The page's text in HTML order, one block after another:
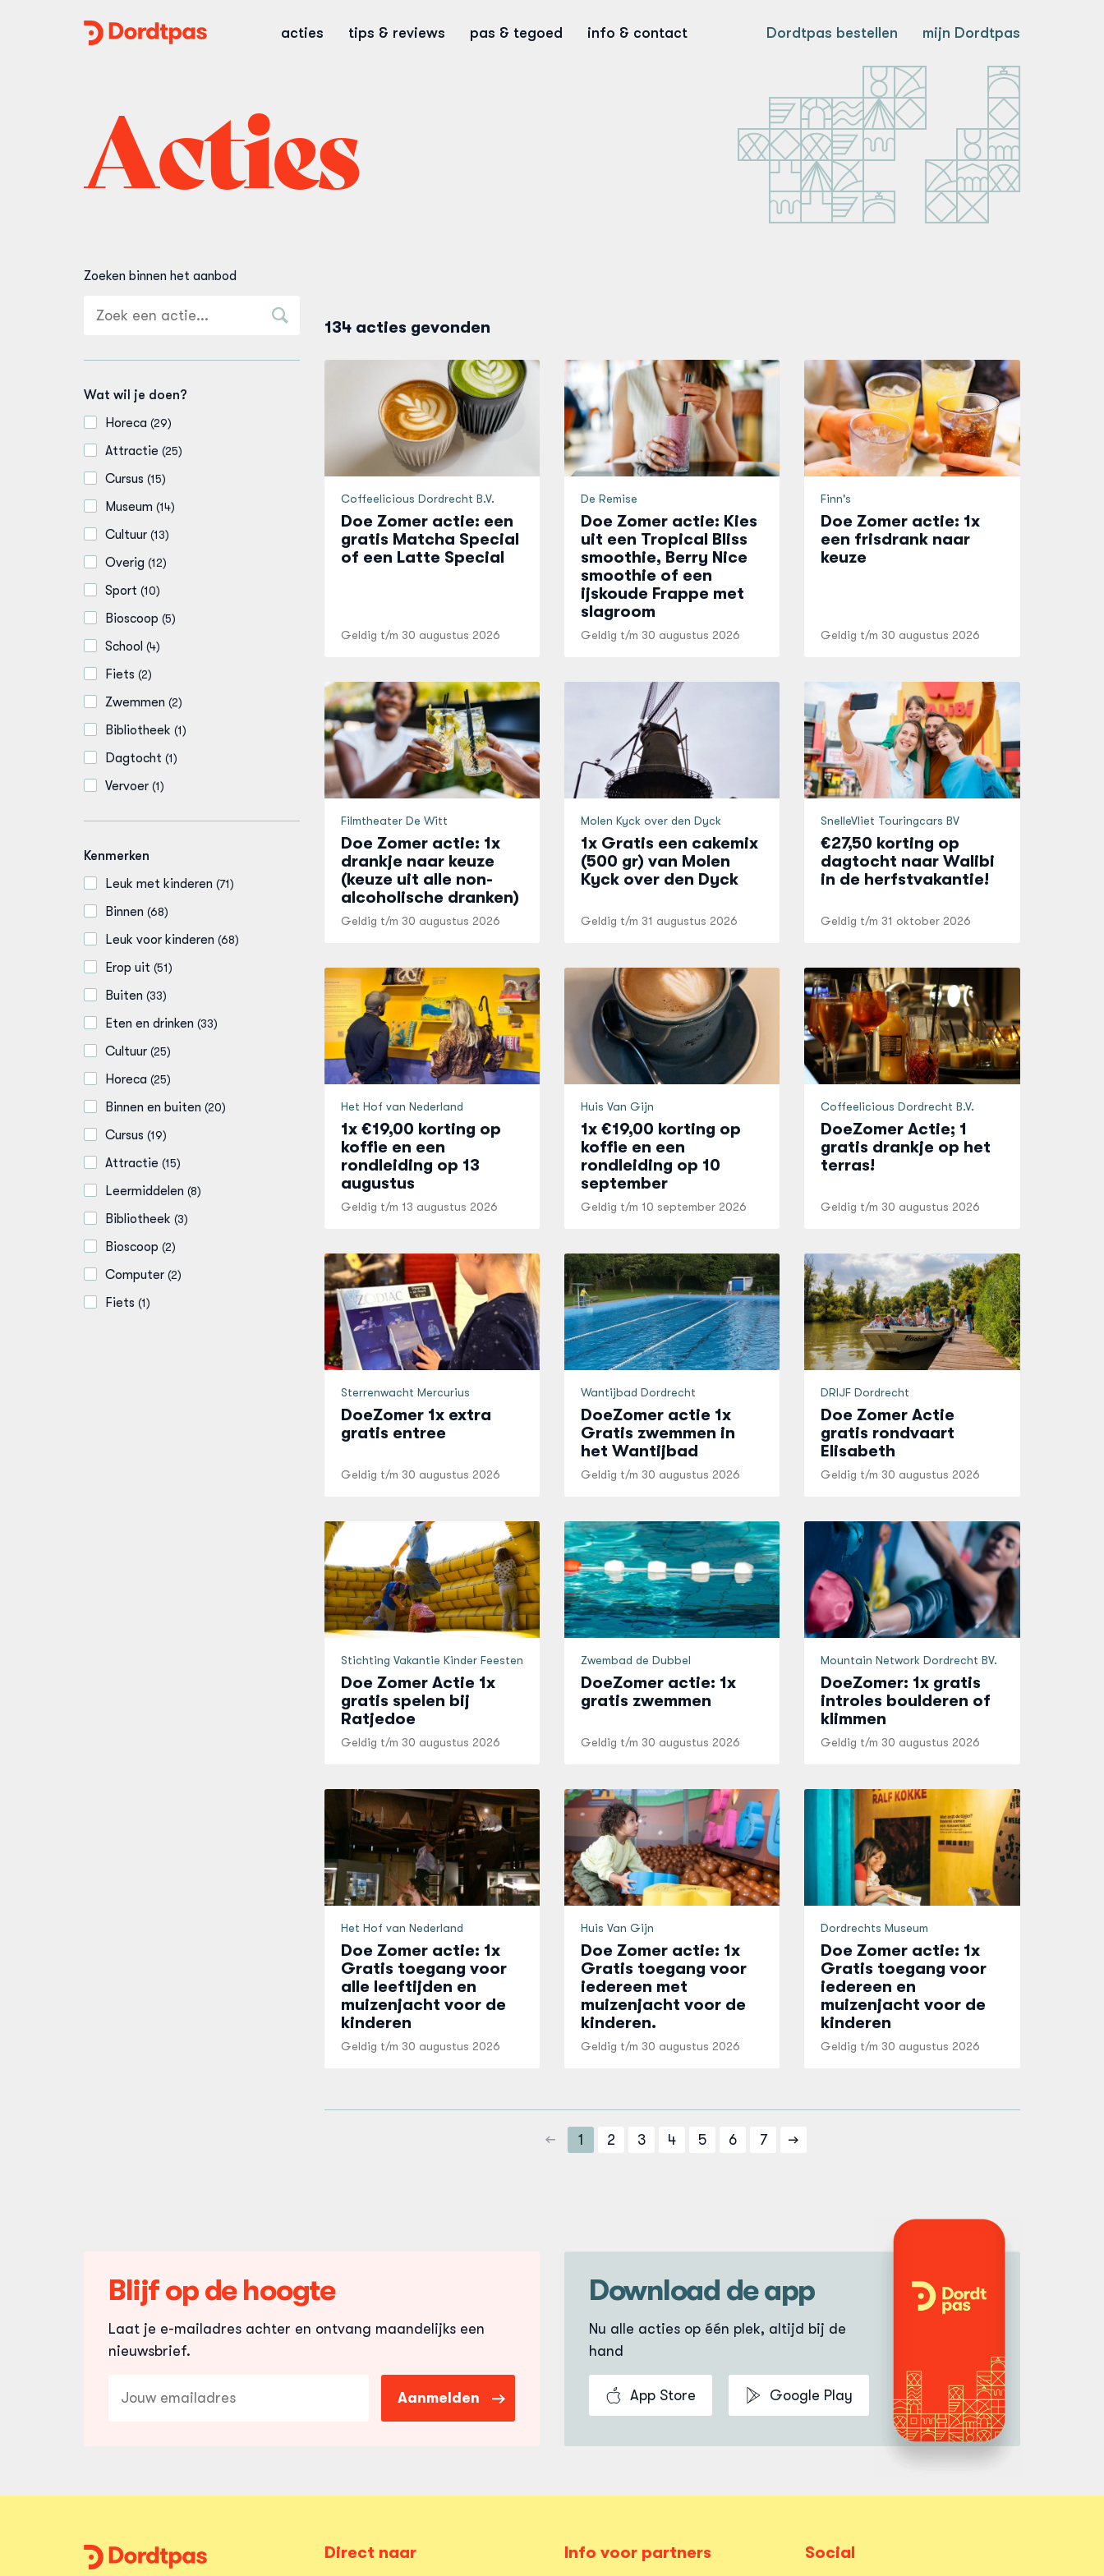
Dordtpas
acties tips & reviews pas & tegoed info & contact Dordtpas bestellen mijn Dordtpas
Acties
Zoeken binnen het aanbod
134 acties gevonden
Wat wil je doen?
Horeca (29)
Attractie (25)
Cursus (15)
Museum (14)
Cultuur (13)
Overig (12)
Sport (10)
Bioscoop (5)
School (4)
Fiets (2)
Zwemmen (2)
Bibliotheek (1)
Dagtocht (1)
Vervoer (1)
Kenmerken
Leuk met kinderen (71)
Binnen (68)
Leuk voor kinderen (68)
Erop uit (51)
Buiten (33)
Eten en drinken (33)
Cultuur (25)
Horeca (25)
Binnen en buiten (20)
Cursus (19)
Attractie (15)
Leermiddelen (8)
Bibliotheek (3)
Bioscoop (2)
Computer (2)
Fiets (1)
Coffeelicious Dordrecht B.V.
Doe Zomer actie: een
gratis Matcha Special
of een Latte Special
Geldig t/m 30 augustus 2026
De Remise
Doe Zomer actie: Kies
uit een Tropical Bliss
smoothie, Berry Nice
smoothie of een
ijskoude Frappe met
slagroom
Geldig t/m 30 augustus 2026
Finn's
Doe Zomer actie: 1x
een frisdrank naar
keuze
Geldig t/m 30 augustus 2026
Filmtheater De Witt
Doe Zomer actie: 1x
drankje naar keuze
(keuze uit alle non-
alcoholische dranken)
Geldig t/m 30 augustus 2026
Molen Kyck over den Dyck
1x Gratis een cakemix
(500 gr) van Molen
Kyck over den Dyck
Geldig t/m 31 augustus 2026
SnelleVliet Touringcars BV
€27,50 korting op
dagtocht naar Walibi
in de herfstvakantie!
Geldig t/m 31 oktober 2026
Het Hof van Nederland
1x €19,00 korting op
koffie en een
rondleiding op 13
augustus
Geldig t/m 13 augustus 2026
Huis Van Gijn
1x €19,00 korting op
koffie en een
rondleiding op 10
september
Geldig t/m 10 september 2026
Coffeelicious Dordrecht B.V.
DoeZomer Actie; 1
gratis drankje op het
terras!
Geldig t/m 30 augustus 2026
Sterrenwacht Mercurius
DoeZomer 1x extra
gratis entree
Geldig t/m 30 augustus 2026
Wantijbad Dordrecht
DoeZomer actie 1x
Gratis zwemmen in
het Wantijbad
Geldig t/m 30 augustus 2026
DRIJF Dordrecht
Doe Zomer Actie
gratis rondvaart
Elisabeth
Geldig t/m 30 augustus 2026
Stichting Vakantie Kinder Feesten
Doe Zomer Actie 1x
gratis spelen bij
Ratjedoe
Geldig t/m 30 augustus 2026
Zwembad de Dubbel
DoeZomer actie: 1x
gratis zwemmen
Geldig t/m 30 augustus 2026
Mountain Network Dordrecht BV.
DoeZomer: 1x gratis
introles boulderen of
klimmen
Geldig t/m 30 augustus 2026
Het Hof van Nederland
Doe Zomer actie: 1x
Gratis toegang voor
alle leeftijden en
muizenjacht voor de
kinderen
Geldig t/m 30 augustus 2026
Huis Van Gijn
Doe Zomer actie: 1x
Gratis toegang voor
iedereen met
muizenjacht voor de
kinderen.
Geldig t/m 30 augustus 2026
Dordrechts Museum
Doe Zomer actie: 1x
Gratis toegang voor
iedereen en
muizenjacht voor de
kinderen
Geldig t/m 30 augustus 2026
1 2 3 4 5 6 7
Blijf op de hoogte
Laat je e-mailadres achter en ontvang maandelijks een
nieuwsbrief.
mailadres
Aanmelden
Download de app
Nu alle acties op één plek, altijd bij de
hand
App Store Google Play
Dordtpas
Direct naar Info voor partners Social